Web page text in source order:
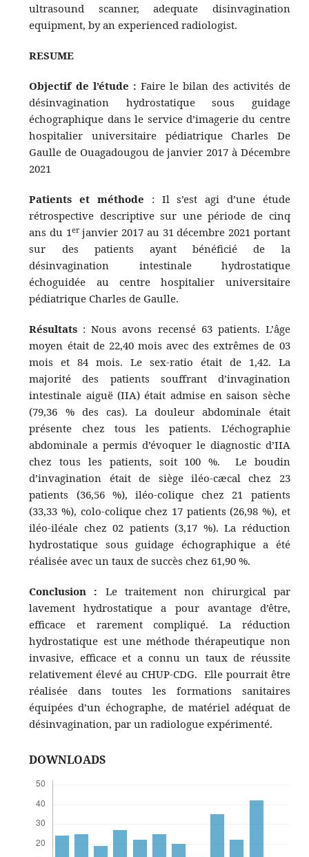
ultrasound scanner, adequate disinvagination
equipment, by an experienced radiologist.
RESUME
Objectif de l’étude : Faire le bilan des activités de
désinvagination hydrostatique sous guidage
échographique dans le service d’imagerie du centre
hospitalier universitaire pédiatrique Charles De
Gaulle de Ouagadougou de janvier 2017 à Décembre
2021
Patients et méthode : Il s’est agi d’une étude
rétrospective descriptive sur une période de cinq
ans du 1erjanvier 2017 au 31 décembre 2021 portant
sur des patients ayant bénéficié de la
désinvagination intestinale hydrostatique
échoguidée au centre hospitalier universitaire
pédiatrique Charles de Gaulle.
Résultats : Nous avons recensé 63 patients. L’âge
moyen était de 22,40 mois avec des extrêmes de 03
mois et 84 mois. Le sex-ratio était de 1,42. La
majorité des patients souffrant d’invagination
intestinale aiguë (IIA) était admise en saison sèche
(79,36 % des cas). La douleur abdominale était
présente chez tous les patients. L’échographie
abdominale a permis d’évoquer le diagnostic d’IIA
chez tous les patients, soit 100 %. Le boudin
d’invagination était de siège iléo-cæcal chez 23
patients (36,56 %), iléo-colique chez 21 patients
(33,33 %), colo-colique chez 17 patients (26,98 %), et
iléo-iléale chez 02 patients (3,17 %). La réduction
hydrostatique sous guidage échographique a été
réalisée avec un taux de succès chez 61,90 %.
Conclusion : Le traitement non chirurgical par
lavement hydrostatique a pour avantage d’être,
efficace et rarement compliqué. La réduction
hydrostatique est une méthode thérapeutique non
invasive, efficace et a connu un taux de réussite
relativement élevé au CHUP-CDG. Elle pourrait être
réalisée dans toutes les formations sanitaires
équipées d’un échographe, de matériel adéquat de
désinvagination, par un radiologue expérimenté.
DOWNLOADS